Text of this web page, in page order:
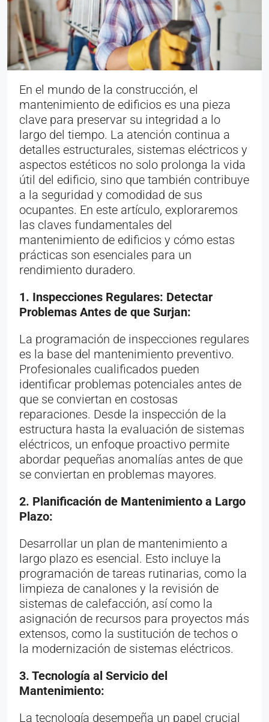
En el mundo de la construcción, el
mantenimiento de edificios es una pieza
clave para preservar su integridad a lo
largo del tiempo. La atención continua a
detalles estructurales, sistemas eléctricos y
aspectos estéticos no solo prolonga la vida
útil del edificio, sino que también contribuye
a la seguridad y comodidad de sus
ocupantes. En este artículo, exploraremos
las claves fundamentales del
mantenimiento de edificios y cómo estas
prácticas son esenciales para un
rendimiento duradero.
1. Inspecciones Regulares: Detectar
Problemas Antes de que Surjan:
La programación de inspecciones regulares
es la base del mantenimiento preventivo.
Profesionales cualificados pueden
identificar problemas potenciales antes de
que se conviertan en costosas
reparaciones. Desde la inspección de la
estructura hasta la evaluación de sistemas
eléctricos, un enfoque proactivo permite
abordar pequeñas anomalías antes de que
se conviertan en problemas mayores.
2. Planificación de Mantenimiento a Largo
Plazo:
Desarrollar un plan de mantenimiento a
largo plazo es esencial. Esto incluye la
programación de tareas rutinarias, como la
limpieza de canalones y la revisión de
sistemas de calefacción, así como la
asignación de recursos para proyectos más
extensos, como la sustitución de techos o
la modernización de sistemas eléctricos.
3. Tecnología al Servicio del
Mantenimiento:
La tecnología desempeña un papel crucial